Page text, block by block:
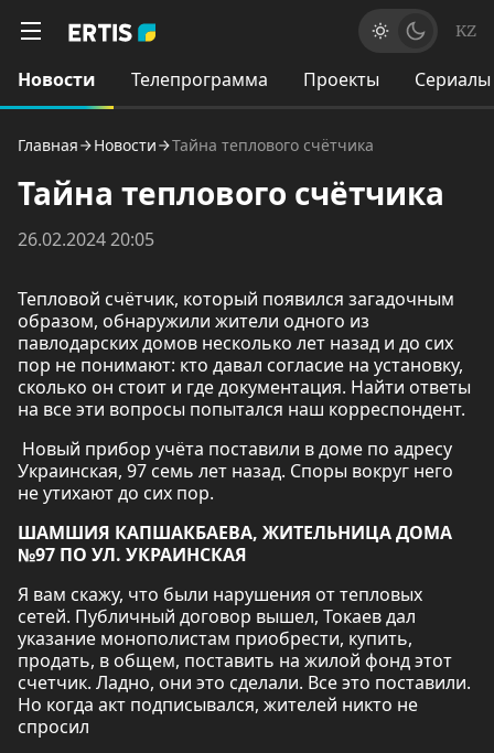
KZ
Новости Телепрограмма Проекты Сериалы
Главная Новости Тайна теплового счётчика
Тайна теплового счётчика
26.02.2024 20:05
Тепловой счётчик, который появился загадочным
образом, обнаружили жители одного из
павлодарских домов несколько лет назад и до сих
пор не понимают: кто давал согласие на установку,
сколько он стоит и где документация. Найти ответы
на все эти вопросы попытался наш корреспондент.
Новый прибор учёта поставили в доме по адресу
Украинская, 97 семь лет назад. Споры вокруг него
не утихают до сих пор.
ШАМШИЯ КАПШАКБАЕВА, ЖИТЕЛЬНИЦА ДОМА
№97 ПО УЛ. УКРАИНСКАЯ
Я вам скажу, что были нарушения от тепловых
сетей. Публичный договор вышел, Токаев дал
указание монополистам приобрести, купить,
продать, в общем, поставить на жилой фонд этот
счетчик. Ладно, они это сделали. Все это поставили.
Но когда акт подписывался, жителей никто не
спросил